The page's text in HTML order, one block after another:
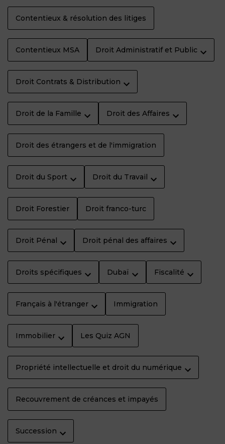
Contentieux & résolution des litiges
Contentieux MSA Droit Administratif et Public
Droit Contrats & Distribution
Droit de la Famille Droit des Affaires
Droit des étrangers et de l'immigration
Droit du Sport Droit du Travail
Droit Forestier Droit franco-turc
Droit Pénal Droit pénal des affaires
Droits spécifiques Dubaï Fiscalité
Français à l'étranger Immigration
Immobilier Les Quiz AGN
Propriété intellectuelle et droit du numérique
Recouvrement de créances et impayés
Succession